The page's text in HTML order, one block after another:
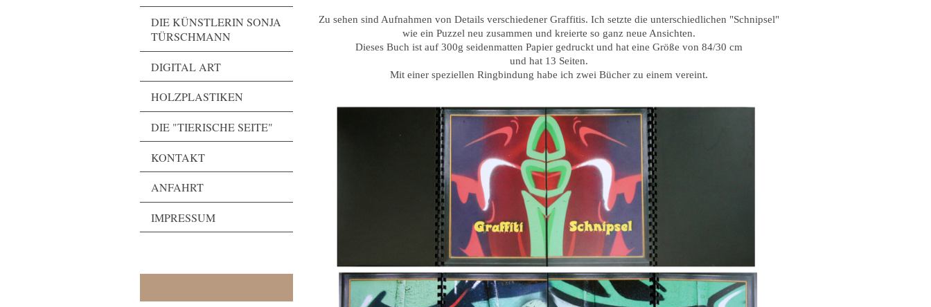
DIE KÜNSTLERIN SONJA
TÜRSCHMANN
DIGITAL ART
HOLZPLASTIKEN
DIE "TIERISCHE SEITE"
KONTAKT
ANFAHRT
IMPRESSUM
Zu sehen sind Aufnahmen von Details verschiedener Graffitis. Ich setzte die unterschiedlichen "Schnipsel"
wie ein Puzzel neu zusammen und kreierte so ganz neue Ansichten.
Dieses Buch ist auf 300g seidenmatten Papier gedruckt und hat eine Größe von 84/30 cm
und hat 13 Seiten.
Mit einer speziellen Ringbindung habe ich zwei Bücher zu einem vereint.